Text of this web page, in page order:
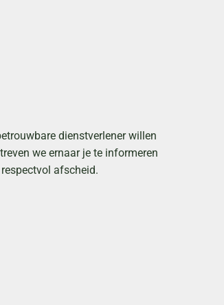
dienstverlener willen
we ernaar je te informeren
afscheid.